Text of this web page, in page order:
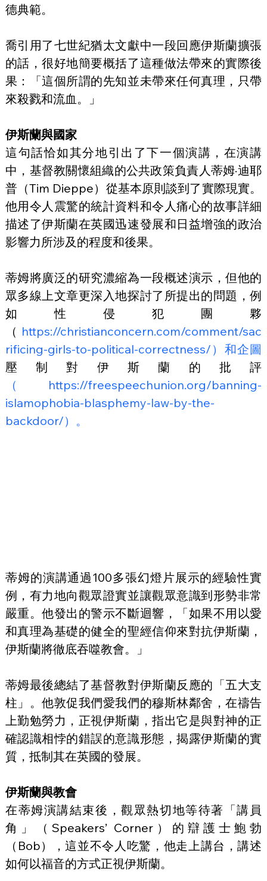
德典範。
喬引用了七世紀猶太文獻中一段回應伊斯蘭擴張
的話，很好地簡要概括了這種做法帶來的實際後
果：「這個所謂的先知並未帶來任何真理，只帶
來殺戮和流血。」
伊斯蘭與國家
這句話恰如其分地引出了下一個演講，在演講
中，基督教關懷組織的公共政策負責人蒂姆·迪耶
普（Tim Dieppe）從基本原則談到了實際現實。
他用令人震驚的統計資料和令人痛心的故事詳細
描述了伊斯蘭在英國迅速發展和日益增強的政治
影響力所涉及的程度和後果。
蒂姆將廣泛的研究濃縮為一段概述演示，但他的
眾多線上文章更深入地探討了所提出的問題，例
如性侵犯團夥
（ https://christianconcern.com/comment/sac
rificing-girls-to-political-correctness/）和企圖
壓制對伊斯蘭的批評
（https://freespeechunion.org/banning-
islamophobia-blasphemy-law-by-the-
backdoor/）。
蒂姆的演講通過100多張幻燈片展示的經驗性實
例，有力地向觀眾證實並讓觀眾意識到形勢非常
嚴重。他發出的警示不斷迴響，「如果不用以愛
和真理為基礎的健全的聖經信仰來對抗伊斯蘭，
伊斯蘭將徹底吞噬教會。」
蒂姆最後總結了基督教對伊斯蘭反應的「五大支
柱」。他敦促我們愛我們的穆斯林鄰舍，在禱告
上勤勉勞力，正視伊斯蘭，指出它是與對神的正
確認識相悖的錯誤的意識形態，揭露伊斯蘭的實
質，抵制其在英國的發展。
伊斯蘭與教會
在蒂姆演講結束後，觀眾熱切地等待著「講員
角」（Speakers’ Corner）的辯護士鮑勃
（Bob），這並不令人吃驚，他走上講台，講述
如何以福音的方式正視伊斯蘭。